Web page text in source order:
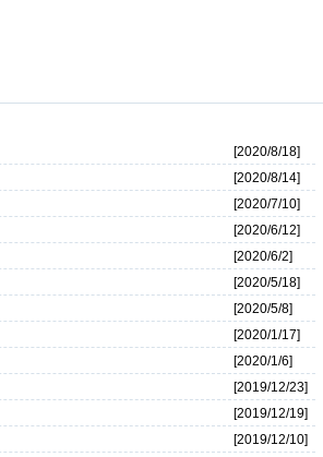
[2020/8/18]
[2020/8/14]
[2020/7/10]
[2020/6/12]
[2020/6/2]
[2020/5/18]
[2020/5/8]
[2020/1/17]
[2020/1/6]
[2019/12/23]
[2019/12/19]
[2019/12/10]